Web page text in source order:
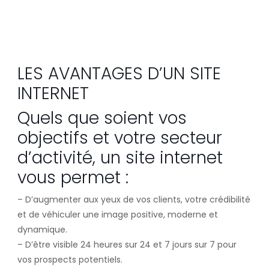
LES AVANTAGES D’UN SITE
INTERNET
Quels que soient vos
objectifs et votre secteur
d’activité, un site internet
vous permet :
– D’augmenter aux yeux de vos clients, votre crédibilité
et de véhiculer une image positive, moderne et
dynamique.
– D’être visible 24 heures sur 24 et 7 jours sur 7 pour
vos prospects potentiels.